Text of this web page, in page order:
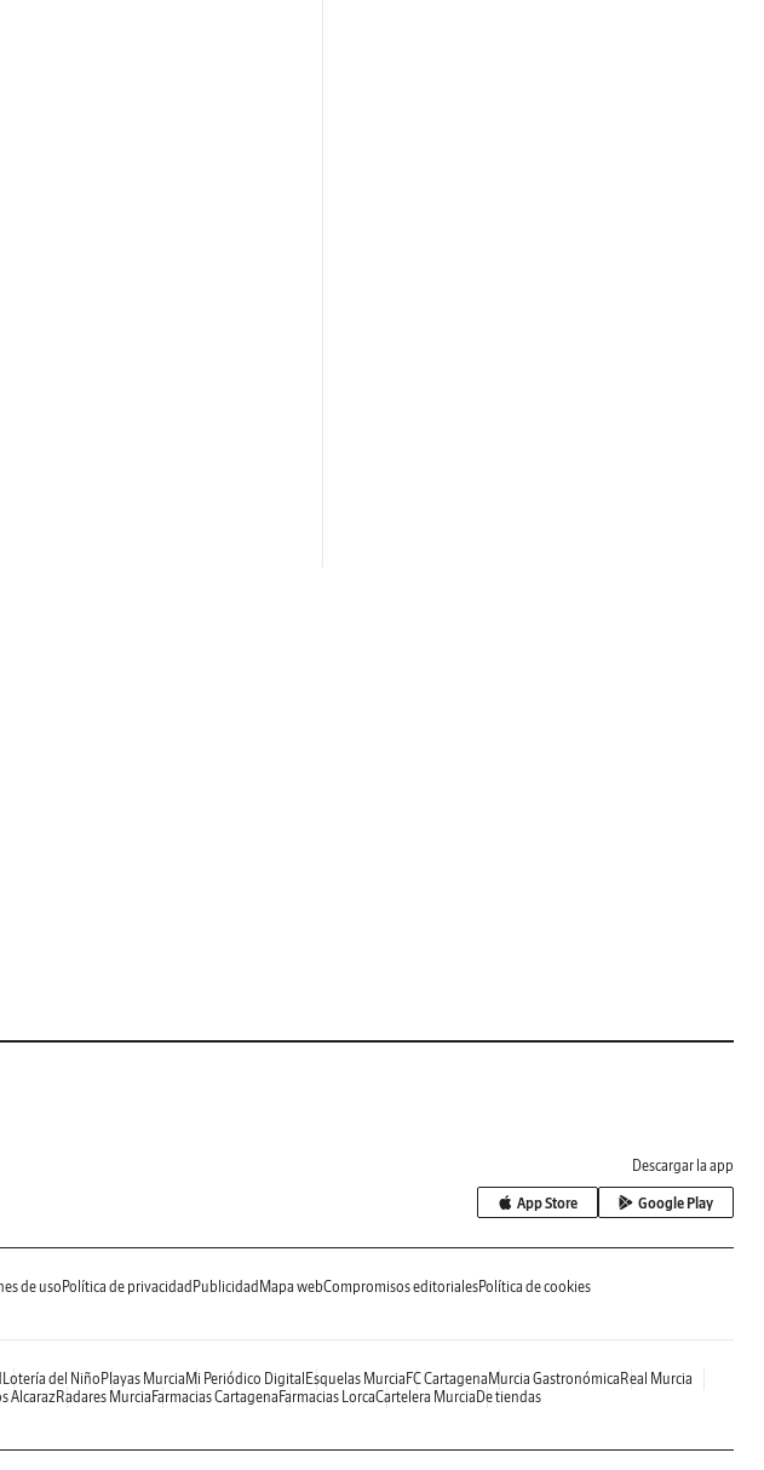
Descargar la app
App Store Google Play
de usoPolítica de privacidad Publicidad Mapa webCompromisos editorialesPolítica de cookies
Lotería del Niño Playas Murcia Mi Periódico Digital Esquelas Murcia FC Cartagena Murcia Gastronómica Real Murcia
AlcarazRadares Murcia Farmacias Cartagena Farmacias LorcaCartelera Murcia De tiendas